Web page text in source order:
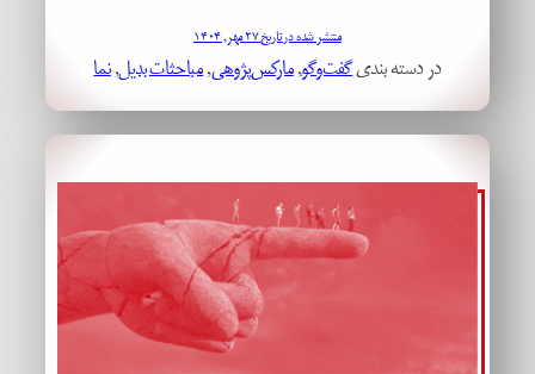
منتشر شده در تاریخ ۲۷ مهر, ۱۴۰۴
در دسته بندیگفت‌وگو, مارکس‌پژوهی, مباحثات بدیل, نما